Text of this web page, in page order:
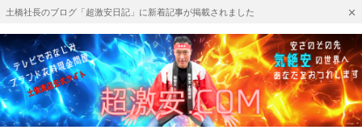
土橋社長のブログ「超激安日記」に新着記事が掲載されました